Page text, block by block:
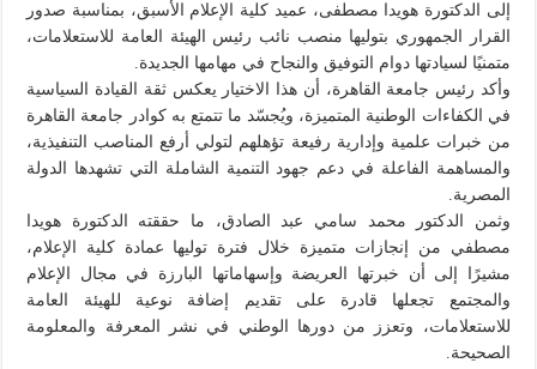
إلى الدكتورة هويدا مصطفى، عميد كلية الإعلام الأسبق، بمناسبة صدور
القرار الجمهوري بتوليها منصب نائب رئيس الهيئة العامة للاستعلامات،
متمنيًا لسيادتها دوام التوفيق والنجاح في مهامها الجديدة.
وأكد رئيس جامعة القاهرة، أن هذا الاختيار يعكس ثقة القيادة السياسية
في الكفاءات الوطنية المتميزة، ويُجسّد ما تتمتع به كوادر جامعة القاهرة
من خبرات علمية وإدارية رفيعة تؤهلهم لتولي أرفع المناصب التنفيذية،
والمساهمة الفاعلة في دعم جهود التنمية الشاملة التي تشهدها الدولة
المصرية.
وثمن الدكتور محمد سامي عبد الصادق، ما حققته الدكتورة هويدا
مصطفي من إنجازات متميزة خلال فترة توليها عمادة كلية الإعلام،
مشيرًا إلى أن خبرتها العريضة وإسهاماتها البارزة في مجال الإعلام
والمجتمع تجعلها قادرة على تقديم إضافة نوعية للهيئة العامة
للاستعلامات، وتعزز من دورها الوطني في نشر المعرفة والمعلومة
الصحيحة.